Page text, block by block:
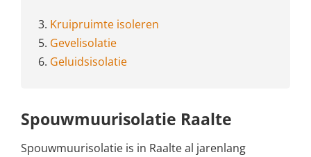
3. Kruipruimte isoleren
5. Gevelisolatie
6. Geluidsisolatie
Spouwmuurisolatie Raalte
Spouwmuurisolatie is in Raalte al jarenlang